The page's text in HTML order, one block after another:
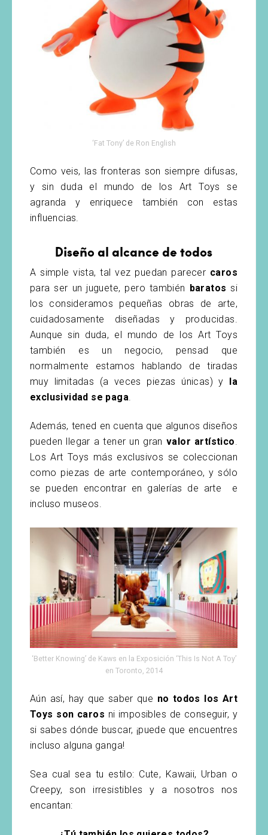
‘Fat Tony’ de Ron English
Como veis, las fronteras son siempre difusas,
y sin duda el mundo de los Art Toys se
agranda y enriquece también con estas
influencias.
Diseño al alcance de todos
A simple vista, tal vez puedan parecer caros
para ser un juguete, pero también baratos si
los consideramos pequeñas obras de arte,
cuidadosamente diseñadas y producidas.
Aunque sin duda, el mundo de los Art Toys
también es un negocio, pensad que
normalmente estamos hablando de tiradas
muy limitadas (a veces piezas únicas) y la
exclusividad se paga
Además, tened en cuenta que algunos diseños
pueden llegar a tener un gran valor artístico
Los Art Toys más exclusivos se coleccionan
como piezas de arte contemporáneo, y sólo
se pueden encontrar en galerías de arte e
incluso museos.
‘Better Knowing’ de Kaws en la Exposición ‘This Is Not A Toy’
en Toronto, 2014
Aún así, hay que saber que no todos los Art
Toys son caros ni imposibles de conseguir, y
si sabes dónde buscar, ¡puede que encuentres
incluso alguna ganga!
Sea cual sea tu estilo: Cute, Kawaii, Urban o
Creepy, son irresistibles y a nosotros nos
encantan: